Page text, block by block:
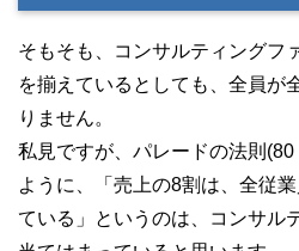
そもそも、コンサルティングフ
を揃えているとしても、全員が
りません。
私見ですが、パレードの法則
ように、「売上の8割は、全従
ている」というのは、コンサル